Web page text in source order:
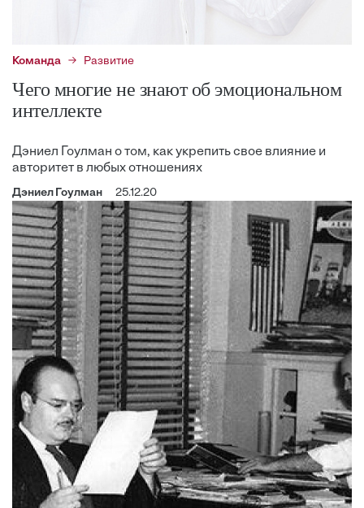
Команда Развитие
Чего многие не знают об эмоциональном
интеллекте
Дэниел Гоулман о том, как укрепить свое влияние и
авторитет в любых отношениях
Дэниел Гоулман 25.12.20